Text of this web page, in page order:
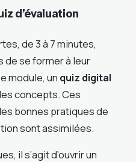
d’évaluation
de 3 à 7 minutes,
de se former à leur
module, un quiz digital
concepts. Ces
bonnes pratiques de
sont assimilées.
il s’agit d’ouvrir un